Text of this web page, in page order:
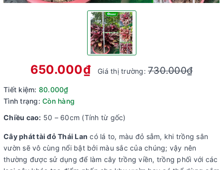
650.000₫ Giá thị trường:730.000₫
Tiết kiệm: 80.000₫
Tình trạng: Còn hàng
Chiều cao: 50 – 60cm (Tính từ gốc)
Cây phát tài đỏ Thái Lan có lá to, màu đỏ sẫm, khi trồng sân
vườn sẽ vô cùng nổi bật bởi màu sắc của chúng; vậy nên
thường được sử dụng để làm cây trồng viền, trồng phối với các